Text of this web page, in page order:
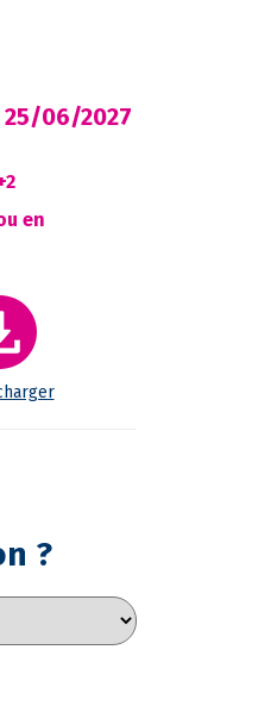
25/06/2027
en
?